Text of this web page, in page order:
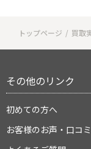
トップページ 買取
その他のリンク
初めての方へ
お客様のお声・口コミ